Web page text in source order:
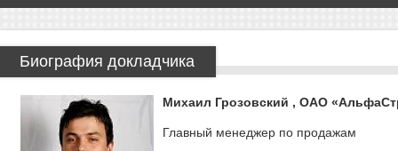
Биография докладчика
Михаил Грозовский , ОАО
Главный менеджер по продажам